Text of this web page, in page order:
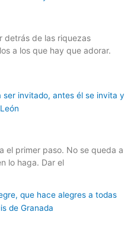
detrás de las riquezas
a los que hay que adorar.
el primer paso. No se queda a
lo haga. Dar el